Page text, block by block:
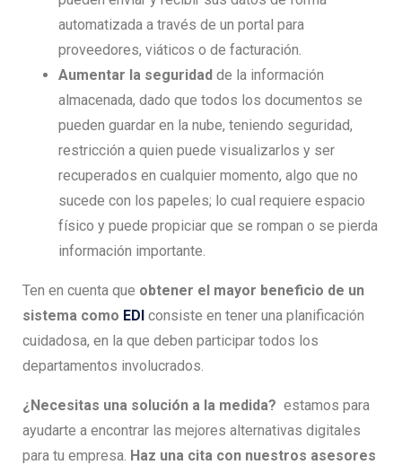
automatizada a través de un portal para
proveedores, viáticos o de facturación.
Aumentar la seguridad de la información
almacenada, dado que todos los documentos se
pueden guardar en la nube, teniendo seguridad,
restricción a quien puede visualizarlos y ser
recuperados en cualquier momento, algo que no
sucede con los papeles; lo cual requiere espacio
físico y puede propiciar que se rompan o se pierda
información importante.
Ten en cuenta que obtener el mayor beneficio de un
sistema como EDI consiste en tener una planificación
cuidadosa, en la que deben participar todos los
departamentos involucrados.
¿Necesitas una solución a la medida? estamos para
ayudarte a encontrar las mejores alternativas digitales
para tu empresa. Haz una cita con nuestros asesores